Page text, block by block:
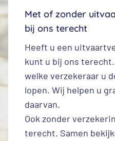
Met of zonder
bij ons terecht
Heeft u een
kunt u bij ons
welke verzekeraar u
lopen. Wij helpen u
daarvan.
Ook zonder
terecht. Samen